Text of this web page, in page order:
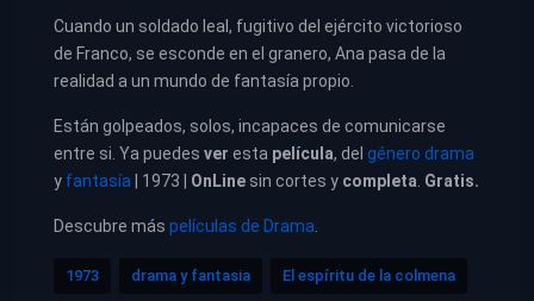
Cuando un soldado leal, fugitivo del ejército victorioso
de Franco, se esconde en el granero, Ana pasa de la
realidad a un mundo de fantasía propio.
Están golpeados, solos, incapaces de comunicarse
entre si. Ya puedes ver esta película, del género drama
y fantasía | 1973 | OnLine sin cortes y completa Gratis.
Descubre más películas de Drama
1973 drama y fantasia El espíritu de la colmena